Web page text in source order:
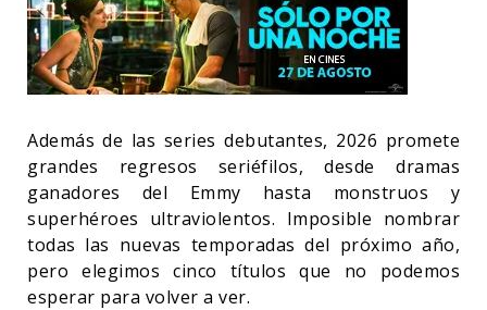
Además de las series debutantes, 2026 promete
grandes regresos seriéfilos, desde dramas
ganadores del Emmy hasta monstruos y
superhéroes ultraviolentos. Imposible nombrar
todas las nuevas temporadas del próximo año,
pero elegimos cinco títulos que no podemos
esperar para volver a ver.